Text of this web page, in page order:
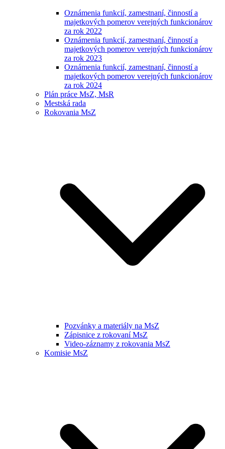
Oznámenia funkcií, zamestnaní, činností a
majetkových pomerov verejných funkcionárov
za rok 2022
Oznámenia funkcií, zamestnaní, činností a
majetkových pomerov verejných funkcionárov
za rok 2023
Oznámenia funkcií, zamestnaní, činností a
majetkových pomerov verejných funkcionárov
za rok 2024
Plán práce MsZ, MsR
Mestská rada
Rokovania MsZ
Pozvánky a materiály na MsZ
Zápisnice z rokovaní MsZ
Video-záznamy z rokovania MsZ
Komisie MsZ